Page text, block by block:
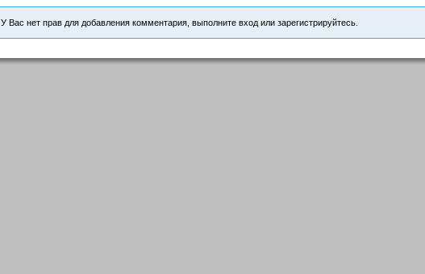
У Вас нет прав для добавления комментария, выполните вход или зарегистрируйтесь.